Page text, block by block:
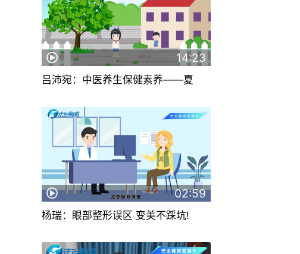
14:23
吕沛宛：中医养生保健素养——夏
02:59
杨瑞：眼部整形误区 变美不踩坑!